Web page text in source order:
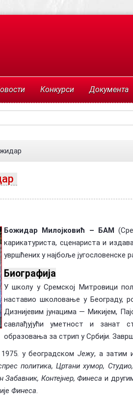
Конкурси Документа
Божидар Милојковић – БАМ
карикатуриста, сценариста и
увршћених у најбоље југословенске
Биографија
У школу у Сремској Митровици
наставио школовање у Београду,
Дизнијевим јунацима — Микијем,
савлађујући уметност и занат
образовања за стрип у Србији.
у београдском Јежу, а затим
политика, Цртани хумор,
Забавник, Контејнер, Финесаи
Финеса.